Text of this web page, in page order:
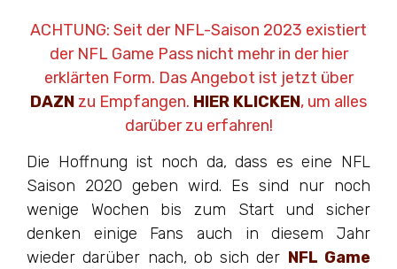
ACHTUNG: Seit der NFL-Saison 2023 existiert
der NFL Game Pass nicht mehr in der hier
erklärten Form. Das Angebot ist jetzt über
DAZN zu Empfangen. HIER KLICKEN, um alles
darüber zu erfahren!
Die Hoffnung ist noch da, dass es eine NFL
Saison 2020 geben wird. Es sind nur noch
wenige Wochen bis zum Start und sicher
denken einige Fans auch in diesem Jahr
wieder darüber nach, ob sich der NFL Game